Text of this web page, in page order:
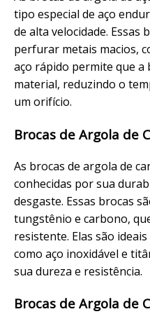
tipo especial de aço
de alta velocidade. Essas
perfurar metais macios,
aço rápido permite que
material, reduzindo o
um orifício.
Brocas de Argola de
As brocas de argola de
conhecidas por sua
desgaste. Essas brocas
tungstênio e carbono,
resistente. Elas são
como aço inoxidável e
sua dureza e resistência.
Brocas de Argola de